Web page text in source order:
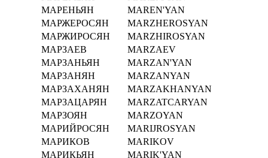
МАРЕНЬЯН
MAREN'YAN
МАРЖЕРОСЯН
MARZHEROSYAN
МАРЖИРОСЯН
MARZHIROSYAN
МАРЗАЕВ
MARZAEV
МАРЗАНЬЯН
MARZAN'YAN
МАРЗАНЯН
MARZANYAN
МАРЗАХАНЯН
MARZAKHANYAN
МАРЗАЦАРЯН
MARZATCARYAN
МАРЗОЯН
MARZOYAN
МАРИЙРОСЯН
MARIJROSYAN
МАРИКОВ
MARIKOV
МАРИКЬЯН
MARIK'YAN